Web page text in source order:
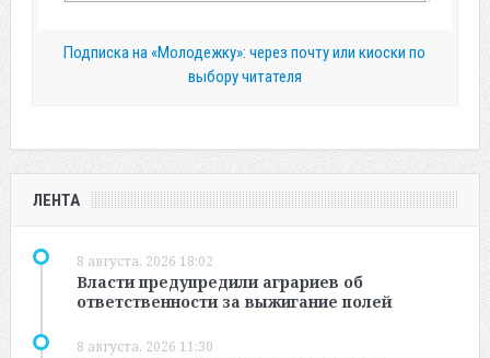
Подписка на «Молодежку»: через почту или киоски по
выбору читателя
ЛЕНТА
8 августа, 2026 18:02
Власти предупредили аграриев об
ответственности за выжигание полей
8 августа, 2026 11:30